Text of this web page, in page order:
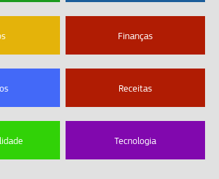
Finanças
Receitas
Tecnologia